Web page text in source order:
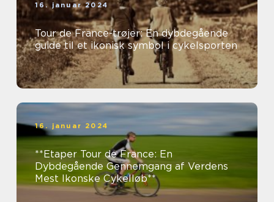
16. januar 2024
Tour de France-trøjer: En dybdegående
guide til et ikonisk symbol i cykelsporten
16. januar 2024
**Etaper Tour de France: En
Dybdegående Gennemgang af Verdens
Mest Ikonske Cykelløb**